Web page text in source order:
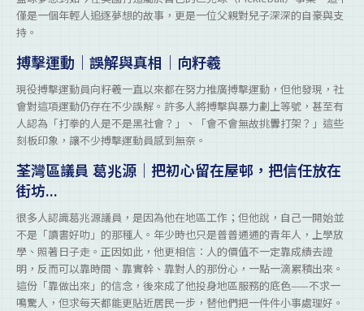
僅是一個年輕人追逐夢想的故事，更是一位父親對兒子深深的自豪與支
持。
搏擊運動｜誤解與真相｜向籽羲
現役搏擊運動員向籽羲一直以來都在努力推廣搏擊運動，但他發現，社
會對這項運動仍存在不少誤解。許多人將搏擊與暴力劃上等號，甚至有
人認為「打拳的人是不是黑社會？」、「會不會無故挑釁打架？」這些
刻板印象，讓不少搏擊運動員感到無奈。
荃灣區議員 葛兆源｜把初心留在屋邨，把信任放在
街坊...
很多人認識葛兆源議員，是因為他在地區工作；但他說，自己一開始並
不是「讀書好叻」的那種人。年少時也只是普普通通的青年人，上學放
學、照著日子走。正因如此，他更相信：人的價值不一定靠成績去證
明，反而可以靠時間、靠實幹、靠對人的那份心，一點一滴累積出來。
這份「靠做出來」的信念，後來成了他投身地區服務的底色——不求一
鳴驚人，但求每天都能更貼近居民一步，替他們把一件件小事處理好。